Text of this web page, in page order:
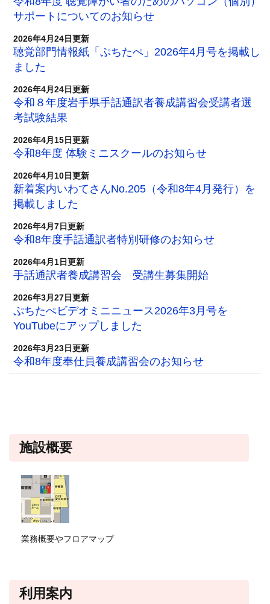
サポートについてのお知らせ
2026年4月24日更新
聴覚部門情報紙「ぷちたぺ」2026年4月号を掲載し
ました
2026年4月24日更新
令和８年度岩手県手話通訳者養成講習会受講者選
考試験結果
2026年4月15日更新
令和8年度 体験ミニスクールのお知らせ
2026年4月10日更新
新着案内いわてさんNo.205（令和8年4月発行）を
掲載しました
2026年4月7日更新
令和8年度手話通訳者特別研修のお知らせ
2026年4月1日更新
手話通訳者養成講習会 受講生募集開始
2026年3月27日更新
ぷちたぺビデオミニニュース2026年3月号を
YouTubeにアップしました
2026年3月23日更新
令和8年度奉仕員養成講習会のお知らせ
施設概要
業務概要やフロアマップ
利用案内